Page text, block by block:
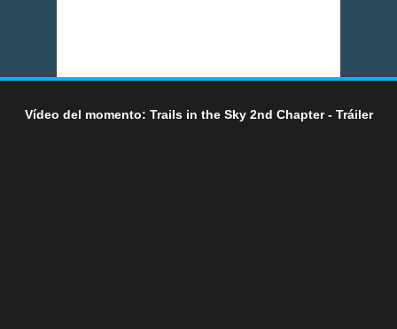
Vídeo del momento: Trails in the Sky 2nd Chapter - Tráiler